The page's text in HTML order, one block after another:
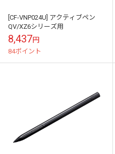
[CF-VNP024U] アクティブペン
QV/XZ6シリーズ用
8,437円
84ポイント